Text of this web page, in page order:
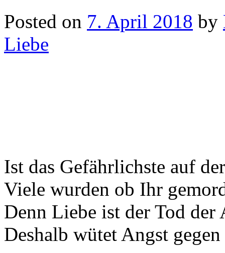
Posted on 7. April 2018 by
Liebe
Ist das Gefährlichste auf
Viele wurden ob Ihr
Denn Liebe ist der Tod der
Deshalb wütet Angst gegen